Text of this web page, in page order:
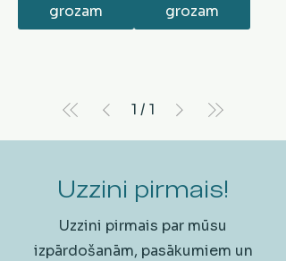
grozam
grozam
1 / 1
Uzzini pirmais!
Uzzini pirmais par mūsu
izpārdošanām, pasākumiem un